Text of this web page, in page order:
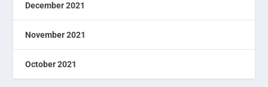
December 2021
November 2021
October 2021